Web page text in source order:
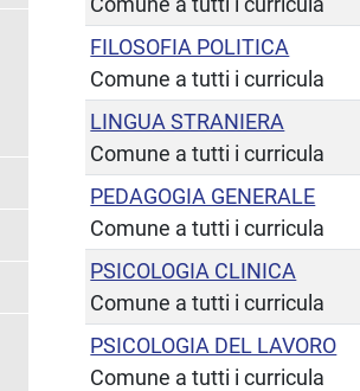
FILOSOFIA POLITICA
Comune a tutti i curricula
LINGUA STRANIERA
Comune a tutti i curricula
PEDAGOGIA GENERALE
Comune a tutti i curricula
PSICOLOGIA CLINICA
Comune a tutti i curricula
PSICOLOGIA DEL LAVORO
Comune a tutti i curricula